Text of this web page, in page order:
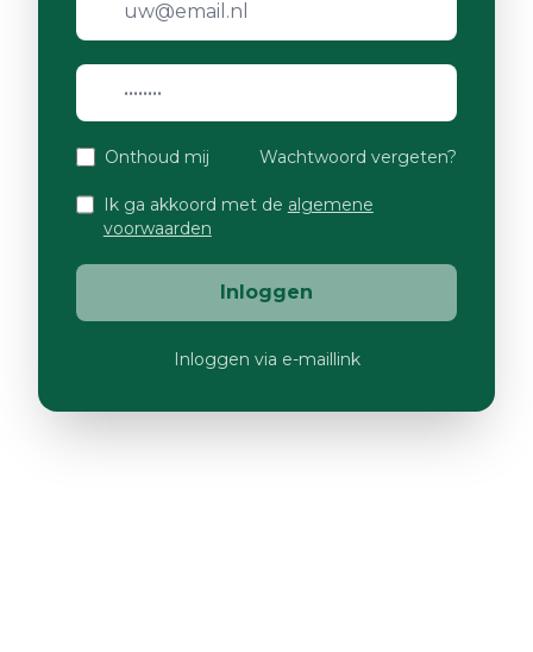
Onthoud mij Wachtwoord vergeten?
Ik ga akkoord met de algemene
voorwaarden
Inloggen
Inloggen via e-maillink